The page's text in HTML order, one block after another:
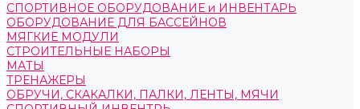
СПОРТИВНОЕ ОБОРУДОВАНИЕ и ИНВЕНТАРЬ
ОБОРУДОВАНИЕ ДЛЯ БАССЕЙНОВ
МЯГКИЕ МОДУЛИ
СТРОИТЕЛЬНЫЕ НАБОРЫ
МАТЫ
ТРЕНАЖЕРЫ
ОБРУЧИ, СКАКАЛКИ, ПАЛКИ, ЛЕНТЫ, МЯЧИ